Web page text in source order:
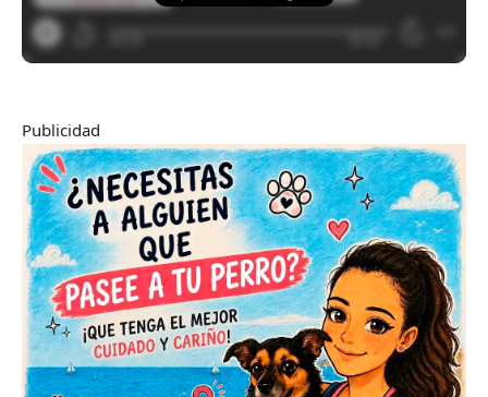
Publicidad